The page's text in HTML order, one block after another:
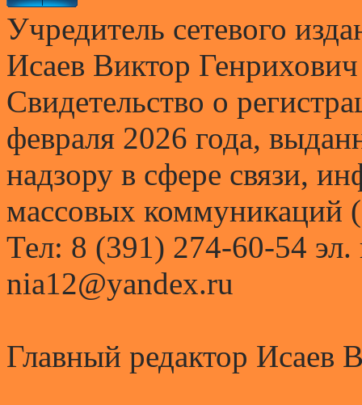
Учредитель сетевого
Исаев Виктор Генрихович
Свидетельство о
февраля 2026 года,
надзору в сфере связи,
массовых коммуникаций
Тел: 8 (391) 274-60-54 эл.
nia12@yandex.ru
Главный редактор Исаев